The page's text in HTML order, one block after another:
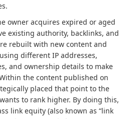
owner acquires expired or aged
existing authority, backlinks, and
rebuilt with new content and
different IP addresses,
and ownership details to make
the content published on
placed that point to the
to rank higher. By doing this,
link equity (also known as “link